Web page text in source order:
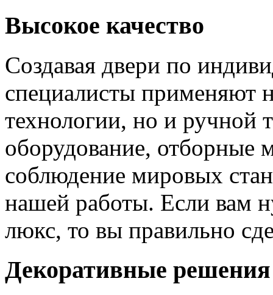
Высокое качество
Создавая двери по
специалисты применяют
технологии, но и ручной
оборудование, отборные
соблюдение мировых
нашей работы. Если вам
люкс, то вы правильно
Декоративные решения